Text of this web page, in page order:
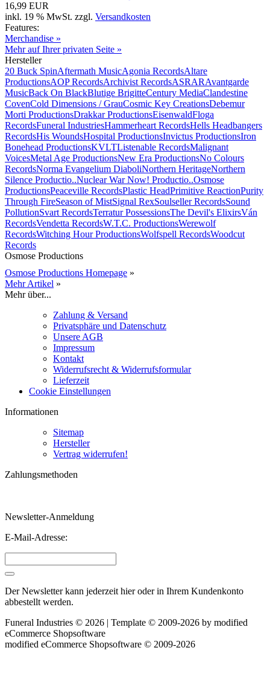
16,99 EUR
inkl. 19 % MwSt. zzgl. Versandkosten
Features:
Merchandise »
Mehr auf Ihrer privaten Seite »
Hersteller
20 Buck SpinAftermath MusicAgonia RecordsAltare
ProductionsAOP RecordsArchivist RecordsASRARAvantgarde
MusicBack On BlackBlutige BrigitteCentury MediaClandestine
CovenCold Dimensions / GrauCosmic Key CreationsDebemur
Morti ProductionsDrakkar ProductionsEisenwaldFloga
RecordsFuneral IndustriesHammerheart RecordsHells Headbangers
RecordsHis WoundsHospital ProductionsInvictus ProductionsIron
Bonehead ProductionsKVLTListenable RecordsMalignant
VoicesMetal Age ProductionsNew Era ProductionsNo Colours
RecordsNorma Evangelium DiaboliNorthern HeritageNorthern
Silence Productio..Nuclear War Now! Productio..Osmose
ProductionsPeaceville RecordsPlastic HeadPrimitive ReactionPurity
Through FireSeason of MistSignal RexSoulseller RecordsSound
PollutionSvart RecordsTerratur PossessionsThe Devil's ElixirsVán
RecordsVendetta RecordsW.T.C. ProductionsWerewolf
RecordsWitching Hour ProductionsWolfspell RecordsWoodcut
Records
Osmose Productions
Osmose Productions Homepage »
Mehr Artikel »
Mehr über...
Zahlung & Versand
Privatsphäre und Datenschutz
Unsere AGB
Impressum
Kontakt
Widerrufsrecht & Widerrufsformular
Lieferzeit
Cookie Einstellungen
Informationen
Sitemap
Hersteller
Vertrag widerrufen!
Zahlungsmethoden
Newsletter-Anmeldung
E-Mail-Adresse:
Der Newsletter kann jederzeit hier oder in Ihrem Kundenkonto
abbestellt werden.
Funeral Industries © 2026 | Template © 2009-2026 by modified
eCommerce Shopsoftware
modified eCommerce Shopsoftware © 2009-2026